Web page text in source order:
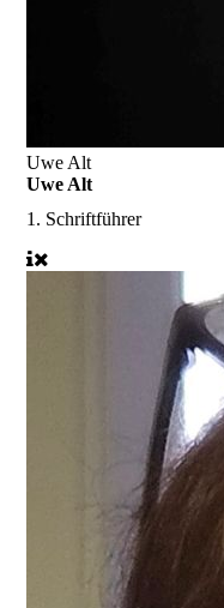
Uwe Alt
Uwe Alt
1. Schriftführer